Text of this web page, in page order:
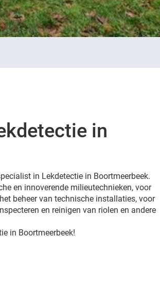
in
in Lekdetectie in Boortmeerbeek.
en innoverende milieutechnieken, voor
beheer van technische installaties, voor
en reinigen van riolen en andere
in Boortmeerbeek!